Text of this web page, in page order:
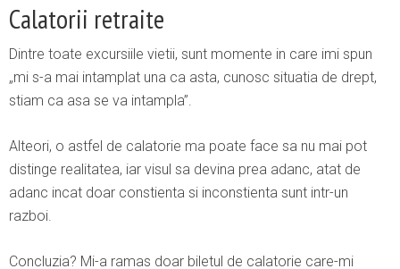
Calatorii retraite
Dintre toate excursiile vietii, sunt momente in care imi spun
„mi s-a mai intamplat una ca asta, cunosc situatia de drept,
stiam ca asa se va intampla”.
Alteori, o astfel de calatorie ma poate face sa nu mai pot
distinge realitatea, iar visul sa devina prea adanc, atat de
adanc incat doar constienta si inconstienta sunt intr-un
razboi.
Concluzia? Mi-a ramas doar biletul de calatorie care-mi